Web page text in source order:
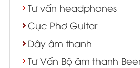
Tư vấn headphones
Cục Phơ Guitar
Dây âm thanh
Tư Vấn Bộ âm thanh